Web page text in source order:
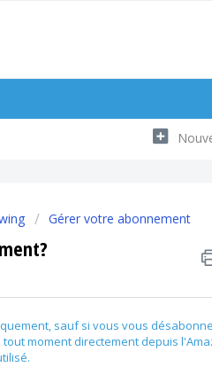
Gérer votre abonnement
sauf si vous vous
moment directement depuis